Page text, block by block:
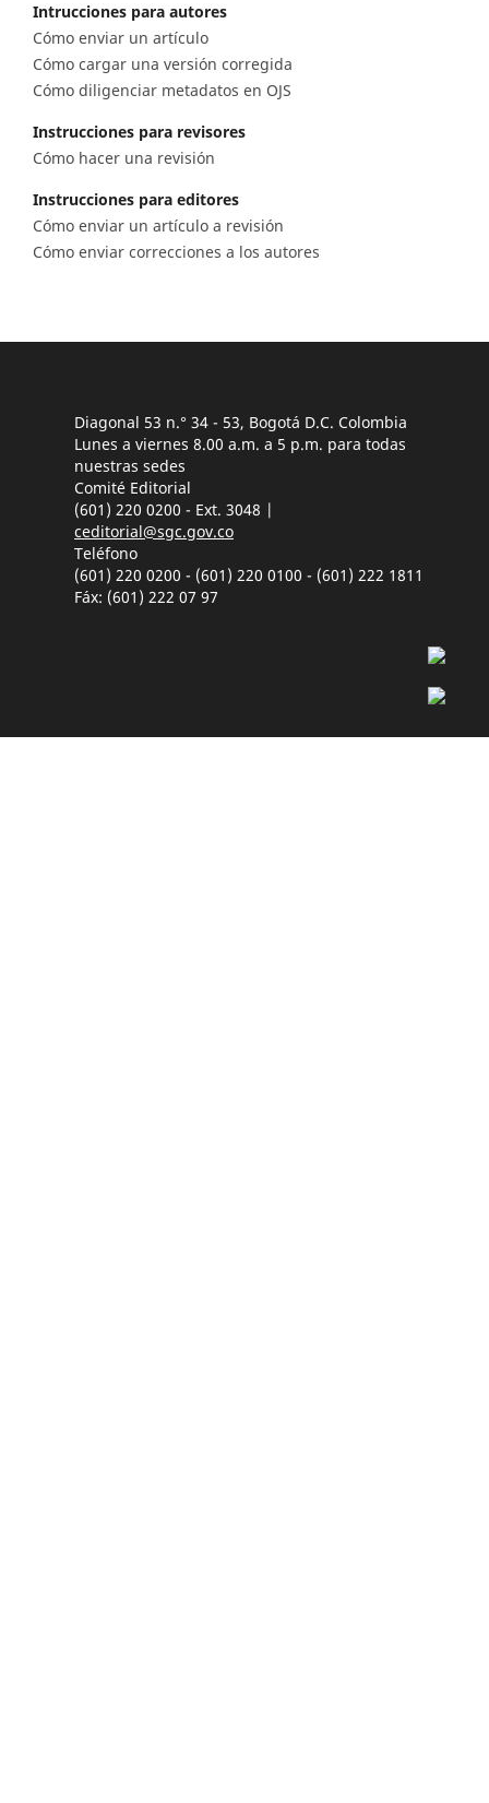
Intrucciones para autores
Cómo enviar un artículo
Cómo cargar una versión corregida
Cómo diligenciar metadatos en OJS
Instrucciones para revisores
Cómo hacer una revisión
Instrucciones para editores
Cómo enviar un artículo a revisión
Cómo enviar correcciones a los autores
Diagonal 53 n.° 34 - 53, Bogotá D.C. Colombia
Lunes a viernes 8.00 a.m. a 5 p.m. para todas
nuestras sedes
Comité Editorial
(601) 220 0200 - Ext. 3048 |
ceditorial@sgc.gov.co
Teléfono
(601) 220 0200 - (601) 220 0100 - (601) 222 1811
Fáx: (601) 222 07 97